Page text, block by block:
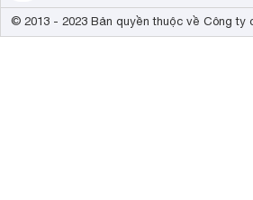
© 2013 - 2023 Bản quyền thuộc về Công ty